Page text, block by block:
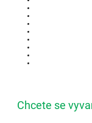
Chcete se